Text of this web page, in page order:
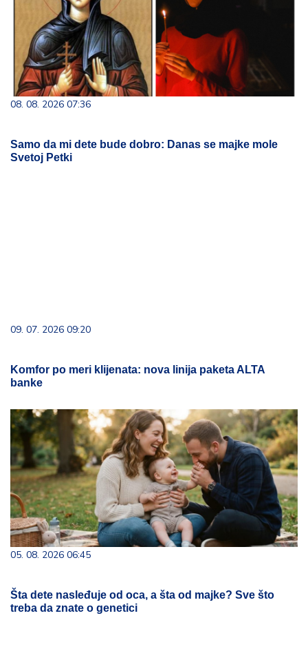
08. 08. 2026 07:36
Samo da mi dete bude dobro: Danas se majke mole
Svetoj Petki
09. 07. 2026 09:20
Komfor po meri klijenata: nova linija paketa ALTA
banke
05. 08. 2026 06:45
Šta dete nasleđuje od oca, a šta od majke? Sve što
treba da znate o genetici